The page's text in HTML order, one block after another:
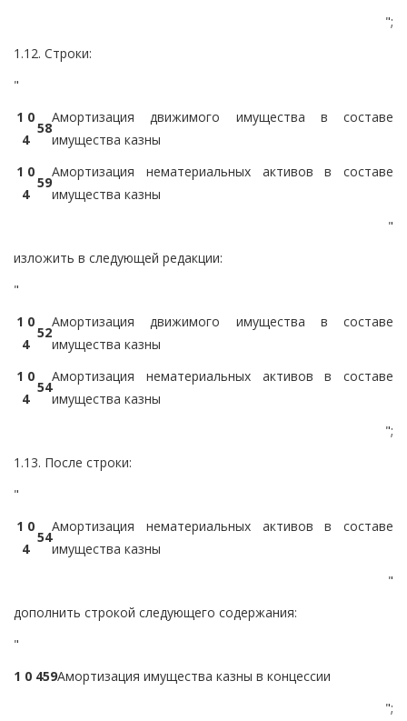
";
1.12. Строки:
"
1 0
4
58
Амортизация движимого имущества в составе
имущества казны
1 0
4
59
Амортизация нематериальных активов в составе
имущества казны
"
изложить в следующей редакции:
"
1 0
4
52
Амортизация движимого имущества в составе
имущества казны
1 0
4
54
Амортизация нематериальных активов в составе
имущества казны
";
1.13. После строки:
"
1 0
4
54
Амортизация нематериальных активов в составе
имущества казны
"
дополнить строкой следующего содержания:
"
1 0 459Амортизация имущества казны в концессии
";